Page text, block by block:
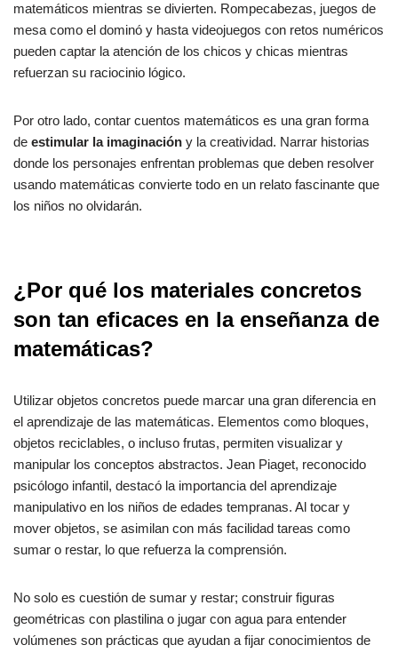
matemáticos mientras se divierten. Rompecabezas, juegos de
mesa como el dominó y hasta videojuegos con retos numéricos
pueden captar la atención de los chicos y chicas mientras
refuerzan su raciocinio lógico.
Por otro lado, contar cuentos matemáticos es una gran forma
de estimular la imaginación y la creatividad. Narrar historias
donde los personajes enfrentan problemas que deben resolver
usando matemáticas convierte todo en un relato fascinante que
los niños no olvidarán.
¿Por qué los materiales concretos
son tan eficaces en la enseñanza de
matemáticas?
Utilizar objetos concretos puede marcar una gran diferencia en
el aprendizaje de las matemáticas. Elementos como bloques,
objetos reciclables, o incluso frutas, permiten visualizar y
manipular los conceptos abstractos. Jean Piaget, reconocido
psicólogo infantil, destacó la importancia del aprendizaje
manipulativo en los niños de edades tempranas. Al tocar y
mover objetos, se asimilan con más facilidad tareas como
sumar o restar, lo que refuerza la comprensión.
No solo es cuestión de sumar y restar; construir figuras
geométricas con plastilina o jugar con agua para entender
volúmenes son prácticas que ayudan a fijar conocimientos de